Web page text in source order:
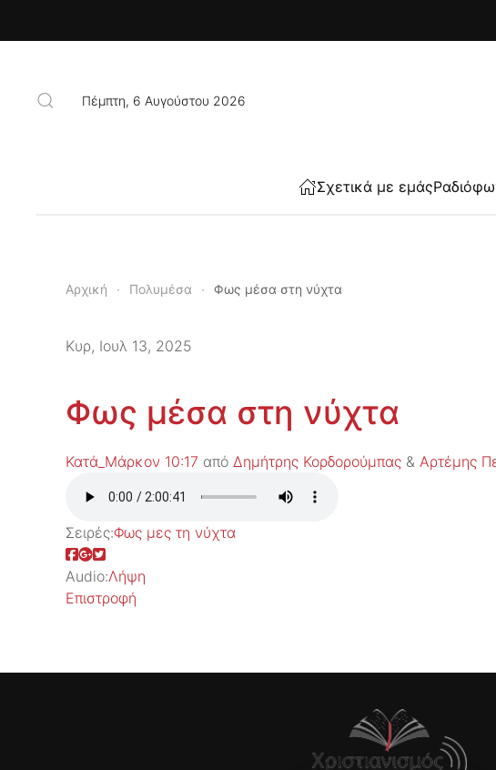
Πέμπτη, 6 Αυγούστου 2026
Σχετικά με εμάς
Αρχική Πολυμέσα Φως μέσα στη νύχτα
Κυρ, Ιουλ 13, 2025
Φως μέσα στη νύχτα
Κατά_Μάρκον 10:17 από Δημήτρης Κορδορούμπας & Αρτέμης
Σειρές:Φως μες τη νύχτα
Audio:Λήψη
Επιστροφή